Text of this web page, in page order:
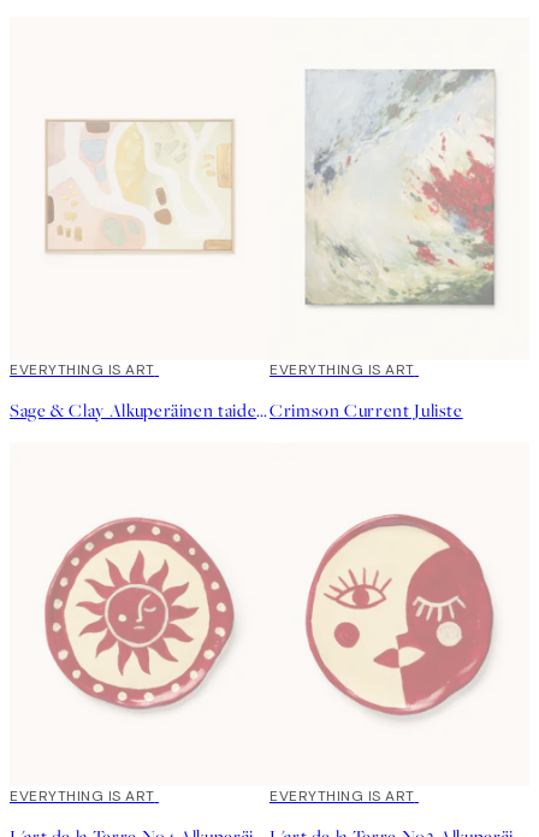
EVERYTHING IS ART
Sage & Clay Alkuperäinen taideteos
EVERYTHING IS ART
Crimson Current Juliste
EVERYTHING IS ART EVERYTHING IS ART